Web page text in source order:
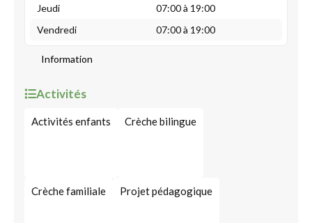
Jeudi
07:00 à 19:00
Vendredi
07:00 à 19:00
Information
Activités
Activités enfants Crèche bilingue
Crèche familiale Projet pédagogique